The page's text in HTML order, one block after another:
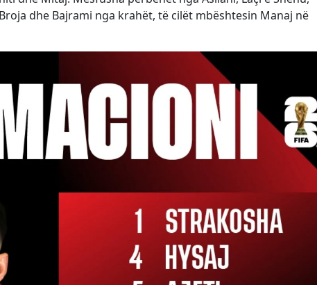
dhe Bajrami nga krahët, të cilët mbështesin Manaj në